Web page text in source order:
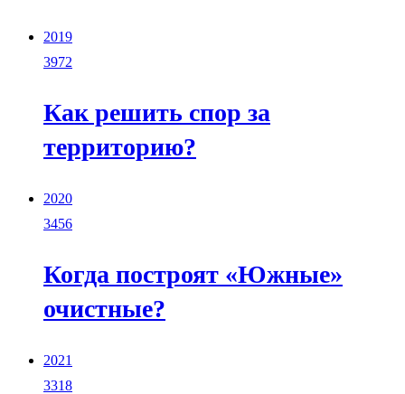
2019
3972
Как решить спор за
территорию?
2020
3456
Когда построят «Южные»
очистные?
2021
3318